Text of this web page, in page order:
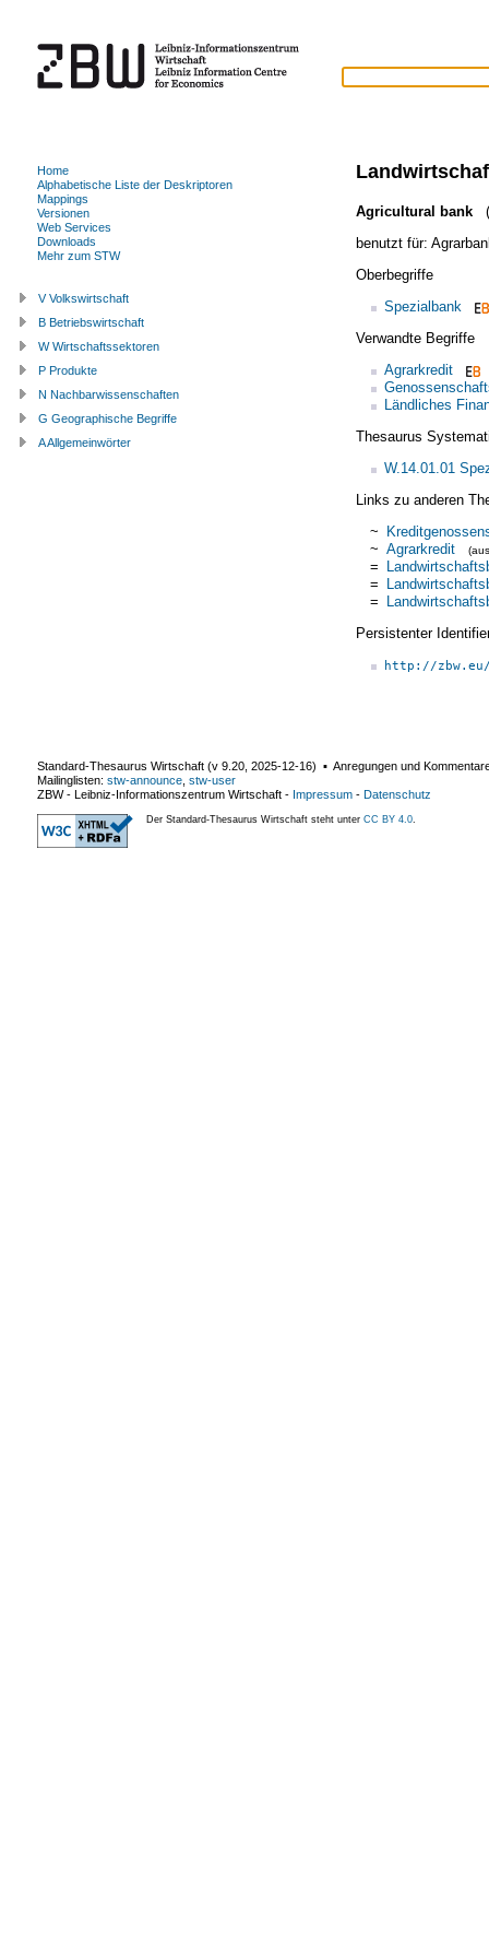
Agricultural bank
benutzt für:
Oberbegriffe
Spezialbank
Verwandte Begriffe
Agrarkredit
Ländliches
Thesaurus
W.14.01.01
Links zu anderen
~
~ Agrarkredit
=
=
=
Persistenter
http://
Home
Alphabetische Liste der Deskriptoren
Mappings
Versionen
Web Services
Downloads
Mehr zum STW
V Volkswirtschaft
B Betriebswirtschaft
W Wirtschaftssektoren
P Produkte
N Nachbarwissenschaften
G Geographische Begriffe
A Allgemeinwörter
Standard-Thesaurus Wirtschaft (v 9.20 2025-12-16) ▪ Anregungen und
Mailinglisten: stw-announce stw-user
ZBW - Leibniz-Informationszentrum Wirtschaft - Impressum - Datenschutz
Der Standard-Thesaurus Wirtschaft steht unter CC BY 4.0